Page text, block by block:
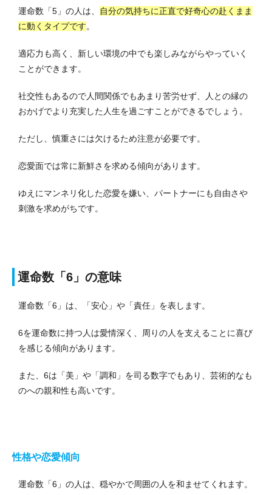
運命数「5」の人は、
自分の気持ちに正直で好奇心の赴くまま
に動くタイプです。
適応力も高く、新しい環境の中でも楽しみながらやっていく
ことができます。
社交性もあるので人間関係でもあまり苦労せず、人との縁の
おかげでより充実した人生を過ごすことができるでしょう。
ただし、慎重さには欠けるため注意が必要です。
恋愛面では常に新鮮さを求める傾向があります。
ゆえにマンネリ化した恋愛を嫌い、パートナーにも自由さや
刺激を求めがちです。
運命数「6」の意味
運命数「6」は、「安心」や「責任」を表します。
6を運命数に持つ人は愛情深く、周りの人を支えることに喜び
を感じる傾向があります。
また、6は「美」や「調和」を司る数字でもあり、芸術的なも
のへの親和性も高いです。
性格や恋愛傾向
運命数「6」の人は、穏やかで周囲の人を和ませてくれます。